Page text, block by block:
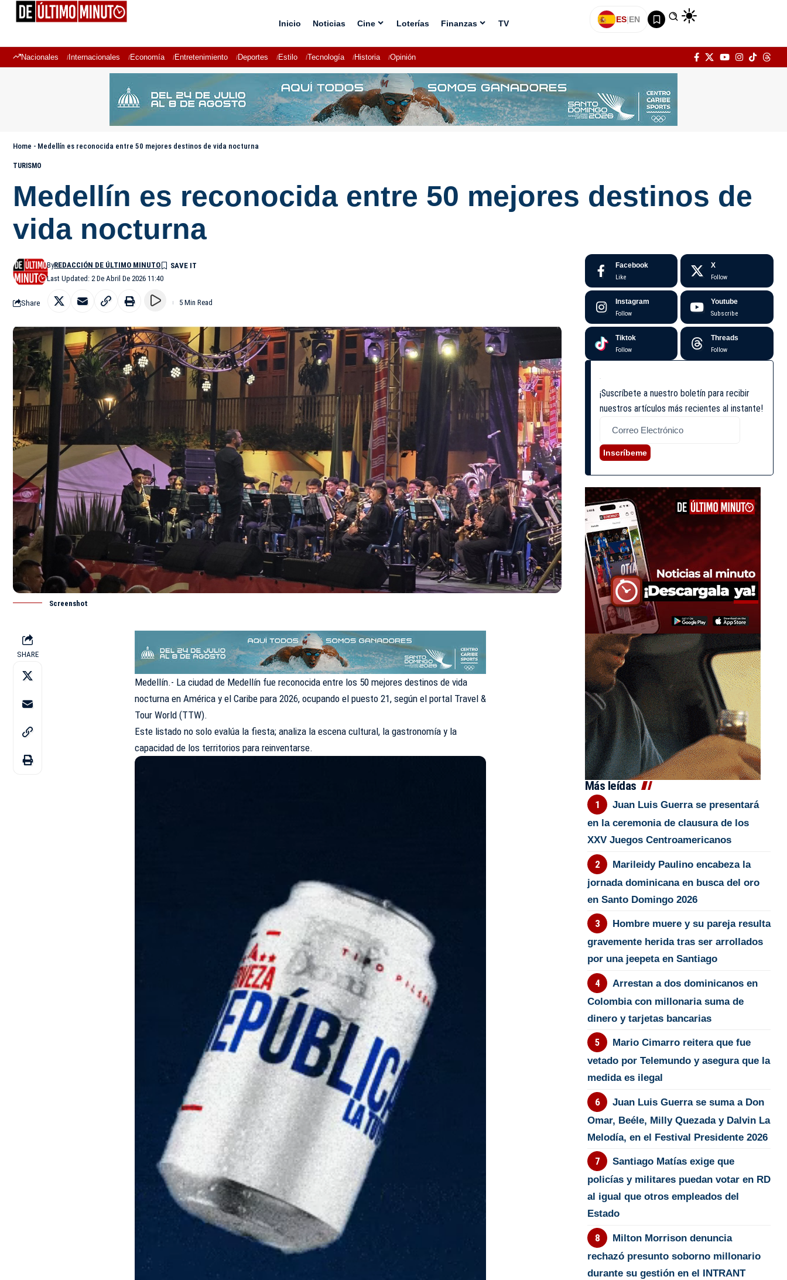
Inicio Noticias Cine Loterías Finanzas TV ES|EN
Nacionales Internacionales Economía Entretenimiento Deportes Estilo Tecnología Historia Opinión
Home - Medellín es reconocida entre 50 mejores destinos de vida nocturna
TURISMO
Medellín es reconocida entre 50 mejores destinos de
vida nocturna
Last Updated: 2 De Abril De 2026 11:40
ByREDACCIÓN DE ÚLTIMO MINUTO
Share 5 Min Read
Screenshot
SHARE
Medellín.- La ciudad de Medellín fue reconocida entre los 50 mejores destinos de vida
nocturna en América y el Caribe para 2026, ocupando el puesto 21, según el portal Travel &
Tour World (TTW).
Este listado no solo evalúa la fiesta; analiza la escena cultural, la gastronomía y la
capacidad de los territorios para reinventarse.
Facebook
Like
X
Follow
Instagram
Follow
Youtube
Subscribe
Tiktok
Follow
Threads
Follow
¡Suscríbete a nuestro boletín para recibir
nuestros artículos más recientes al instante!
Inscríbeme
Más leídas
Juan Luis Guerra se presentará
en la ceremonia de clausura de los
XXV Juegos Centroamericanos
Marileidy Paulino encabeza la
jornada dominicana en busca del oro
en Santo Domingo 2026
Hombre muere y su pareja resulta
gravemente herida tras ser arrollados
por una jeepeta en Santiago
Arrestan a dos dominicanos en
Colombia con millonaria suma de
dinero y tarjetas bancarias
Mario Cimarro reitera que fue
vetado por Telemundo y asegura que la
medida es ilegal
Juan Luis Guerra se suma a Don
Omar, Beéle, Milly Quezada y Dalvin La
Melodía, en el Festival Presidente 2026
Santiago Matías exige que
policías y militares puedan votar en RD
al igual que otros empleados del
Estado
Milton Morrison denuncia
rechazó presunto soborno millonario
durante su gestión en el INTRANT